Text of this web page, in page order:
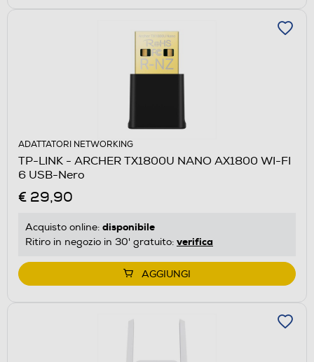
ADATTATORI NETWORKING
TP-LINK - ARCHER TX1800U NANO AX1800 WI-FI
6 USB-Nero
€ 29,90
Acquisto online: disponibile
Ritiro in negozio in 30' gratuito: verifica
AGGIUNGI